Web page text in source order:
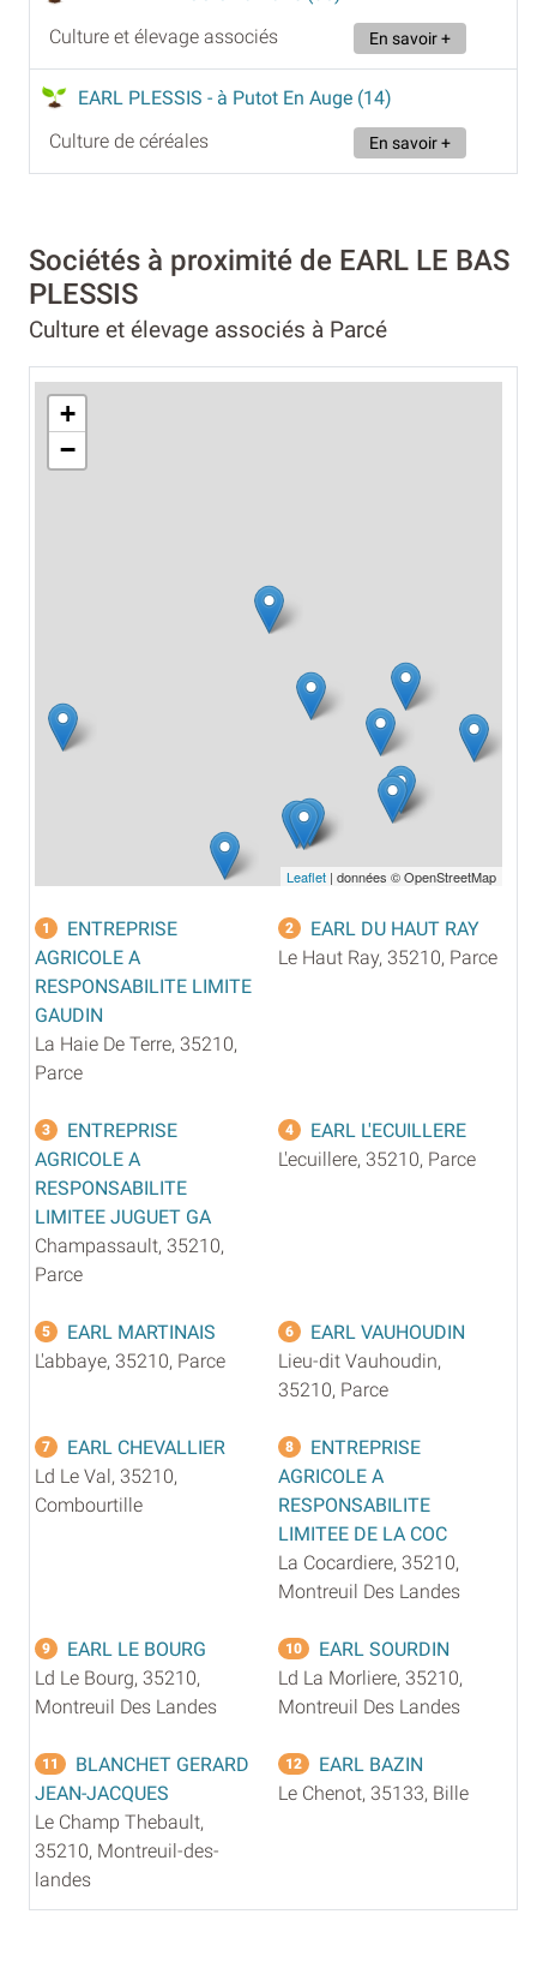
Culture et élevage associés
En savoir +
EARL PLESSIS - à Putot En Auge (14)
Culture de céréales
En savoir +
Sociétés à proximité de EARL LE BAS
PLESSIS
Culture et élevage associés à Parcé
+
−
Leaflet | données © OpenStreetMap
1
ENTREPRISE
AGRICOLE A
RESPONSABILITE LIMITE
GAUDIN
La Haie De Terre, 35210,
Parce
2
EARL DU HAUT RAY
Le Haut Ray, 35210, Parce
3
ENTREPRISE
AGRICOLE A
RESPONSABILITE
LIMITEE JUGUET GA
Champassault, 35210,
Parce
4
EARL L'ECUILLERE
L'ecuillere, 35210, Parce
5
EARL MARTINAIS
L'abbaye, 35210, Parce
6
EARL VAUHOUDIN
Lieu-dit Vauhoudin,
35210, Parce
7
EARL CHEVALLIER
Ld Le Val, 35210,
Combourtille
8
ENTREPRISE
AGRICOLE A
RESPONSABILITE
LIMITEE DE LA COC
La Cocardiere, 35210,
Montreuil Des Landes
9
EARL LE BOURG
Ld Le Bourg, 35210,
Montreuil Des Landes
10
EARL SOURDIN
Ld La Morliere, 35210,
Montreuil Des Landes
11
BLANCHET GERARD
JEAN-JACQUES
Le Champ Thebault,
35210, Montreuil-des-
landes
12
EARL BAZIN
Le Chenot, 35133, Bille